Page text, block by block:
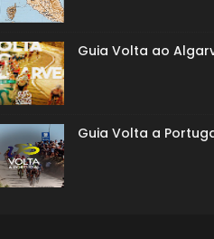
Guia Volta ao
Guia Volta a